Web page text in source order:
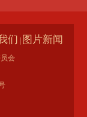
们 图片新闻
会